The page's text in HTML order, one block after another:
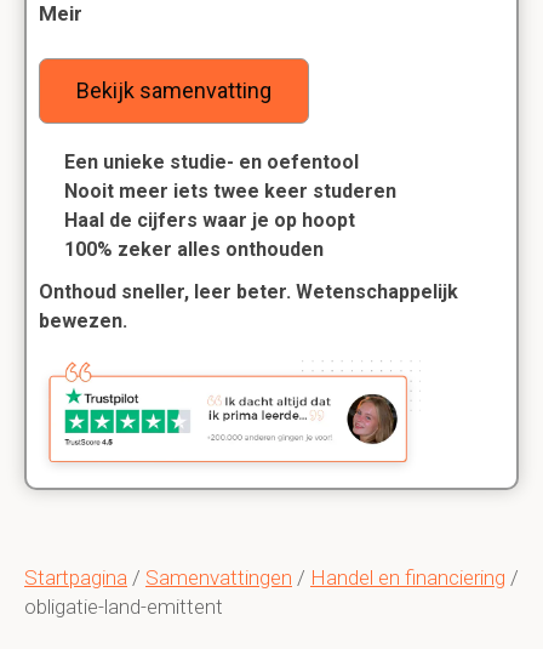
Startpagina / Samenvattingen / Handel en financiering /
obligatie-land-emittent
Meir
Bekijk samenvatting
Een unieke studie- en oefentool
Nooit meer iets twee keer studeren
Haal de cijfers waar je op hoopt
100% zeker alles onthouden
Onthoud sneller, leer beter. Wetenschappelijk
bewezen.